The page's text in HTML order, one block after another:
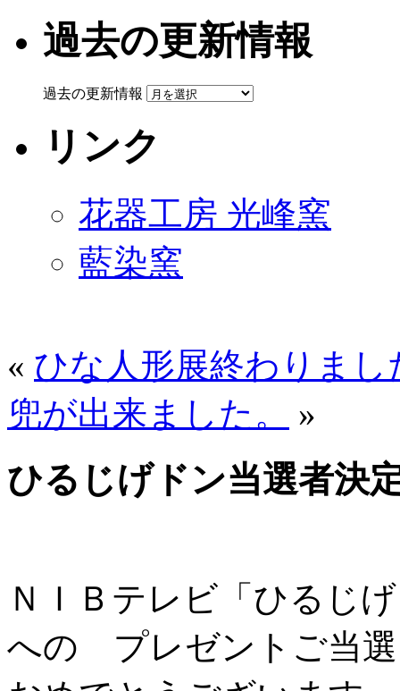
過去の更新情報
過去の更新情報
リンク
花器工房 光峰窯
藍染窯
« ひな人形展終わりまし
兜が出来ました。
»
ひるじげドン当選者決
ＮＩＢテレビ「ひるじ
への プレゼントご当選